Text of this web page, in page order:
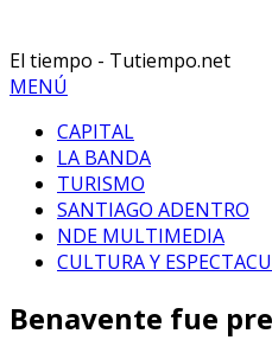
El tiempo - Tutiempo.net
MENÚ
CAPITAL
LA BANDA
TURISMO
SANTIAGO ADENTRO
NDE MULTIMEDIA
CULTURA Y
Benavente fue